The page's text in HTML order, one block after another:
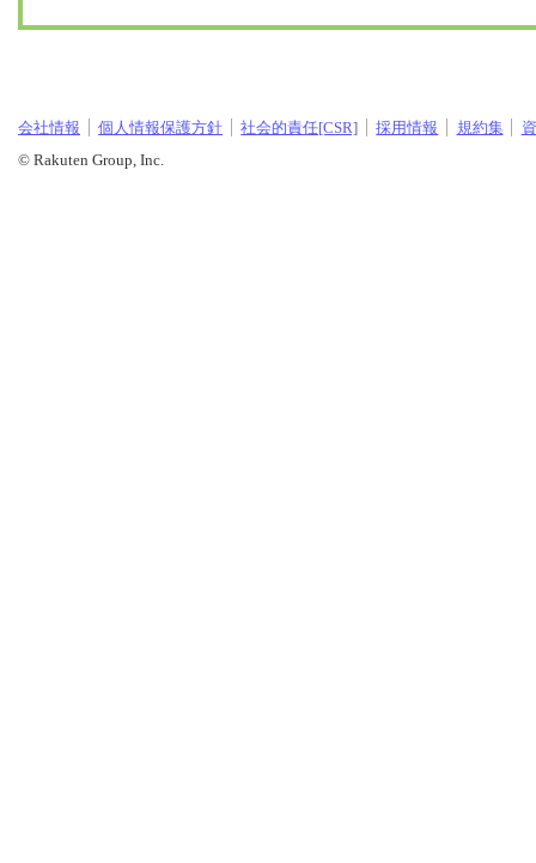
会社情報 個人情報保護方針 社会的責任[CSR] 採用情報 規約集
© Rakuten Group, Inc.